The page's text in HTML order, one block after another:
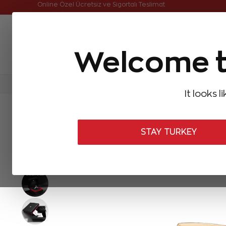
Welcome
It looks
STAY TURKEY
Online Özel Ücretsiz ve Sigortalı Teslimat
Aynı Gün Kargo Çok Satanlar